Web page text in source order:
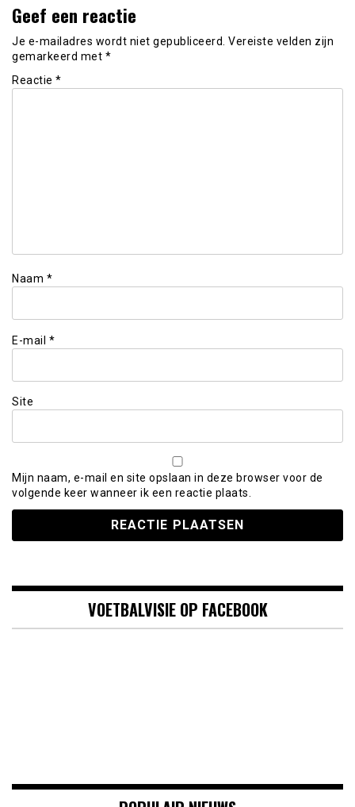
Geef een reactie
Je e-mailadres wordt niet gepubliceerd. Vereiste velden zijn
gemarkeerd met *
Reactie *
Naam *
E-mail *
Site
Mijn naam, e-mail en site opslaan in deze browser voor de
volgende keer wanneer ik een reactie plaats.
VOETBALVISIE OP FACEBOOK